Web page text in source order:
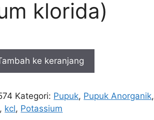
klorida)
ke keranjang
Kategori: Pupuk, Pupuk Anorganik,
, kcl, Potassium